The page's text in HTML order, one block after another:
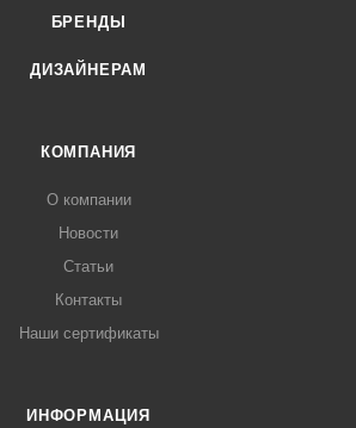
БРЕНДЫ
ДИЗАЙНЕРАМ
КОМПАНИЯ
О компании
Новости
Статьи
Контакты
Наши сертификаты
ИНФОРМАЦИЯ